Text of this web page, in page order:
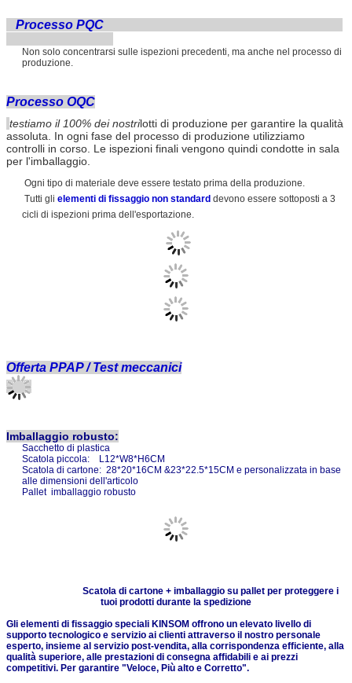
Processo PQC
Non solo concentrarsi sulle ispezioni precedenti, ma anche nel processo di
produzione.
Processo OQC
testiamo il 100% dei nostrilotti di produzione per garantire la qualità
assoluta. In ogni fase del processo di produzione utilizziamo
controlli in corso. Le ispezioni finali vengono quindi condotte in sala
per l'imballaggio.
Ogni tipo di materiale deve essere testato prima della produzione.
Tutti gli elementi di fissaggio non standard devono essere sottoposti a 3
cicli di ispezioni prima dell'esportazione.
Offerta PPAP / Test meccanici
Imballaggio robusto:
Sacchetto di plastica
Scatola piccola: L12*W8*H6CM
Scatola di cartone: 28*20*16CM &23*22.5*15CM e personalizzata in base
alle dimensioni dell'articolo
Pallet imballaggio robusto
Scatola di cartone + imballaggio su pallet per proteggere i
tuoi prodotti durante la spedizione
Gli elementi di fissaggio speciali KINSOM offrono un elevato livello di
supporto tecnologico e servizio ai clienti attraverso il nostro personale
esperto, insieme al servizio post-vendita, alla corrispondenza efficiente, alla
qualità superiore, alle prestazioni di consegna affidabili e ai prezzi
competitivi. Per garantire "Veloce, Più alto e Corretto".